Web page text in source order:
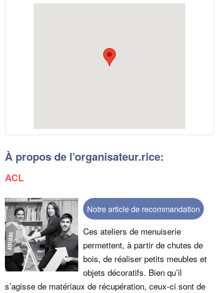
À propos de l’organisateur.rice:
ACL
Notre article de recommandation
Ces ateliers de menuiserie
permettent, à partir de chutes de
bois, de réaliser petits meubles et
objets décoratifs. Bien qu’il
s’agisse de matériaux de récupération, ceux-ci sont de